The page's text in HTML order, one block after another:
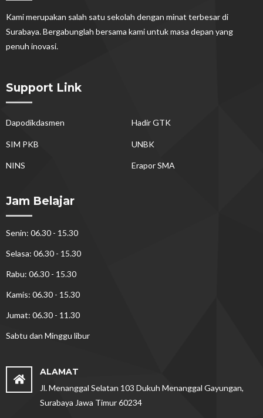
Kami merupakan salah satu sekolah dengan minat terbesar di
Surabaya. Bergabunglah bersama kami untuk masa depan yang
penuh inovasi.
Support Link
Dapodikdasmen Hadir GTK
SIM PKB UNBK
NINS Erapor SMA
Jam Belajar
Senin: 06.30 - 15.30
Selasa: 06.30 - 15.30
Rabu: 06.30 - 15.30
Kamis: 06.30 - 15.30
Jumat: 06.30 - 11.30
Sabtu dan Minggu libur
ALAMAT
Jl. Menanggal Selatan 103 Dukuh Menanggal Gayungan,
Surabaya Jawa Timur 60234